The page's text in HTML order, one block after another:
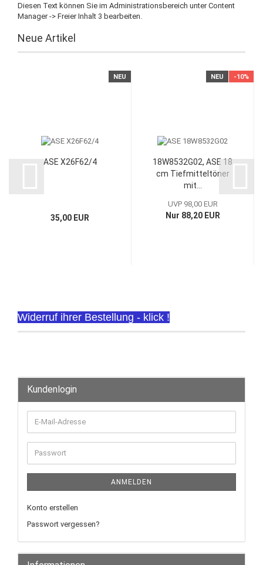
Diesen Text können Sie im Administrationsbereich unter Content
Manager -> Freier Inhalt 3 bearbeiten.
Neue Artikel
NEU
ASE X26F62/4
35,00 EUR
NEU -10%
18W8532G02, ASE 18
cm Tiefmitteltöner
mit...
UVP 98,00 EUR
Nur 88,20 EUR
Widerruf ihrer Bestellung - klick !
Kundenlogin
E-
Mail-
Adresse
Passwort
ANMELDEN
Konto erstellen
Passwort vergessen?